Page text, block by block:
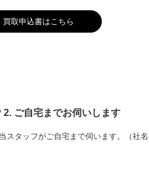
買取申込書はこちら
2. ご自宅までお伺いします
スタッフがご自宅まで伺います。（社